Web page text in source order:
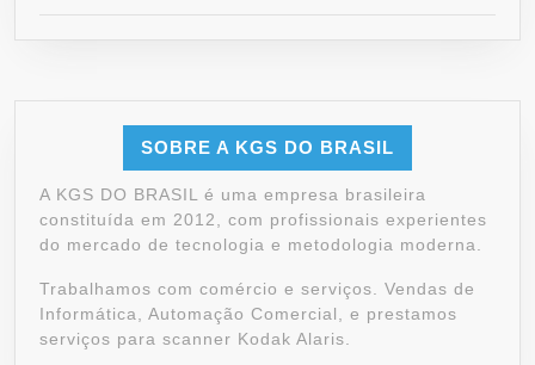
SOBRE A KGS DO BRASIL
A KGS DO BRASIL é uma empresa brasileira
constituída em 2012, com profissionais experientes
do mercado de tecnologia e metodologia moderna.
Trabalhamos com comércio e serviços. Vendas de
Informática, Automação Comercial, e prestamos
serviços para scanner Kodak Alaris.